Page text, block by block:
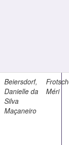
Beiersdorf,
Danielle da
Silva
Maçaneiro
Méri